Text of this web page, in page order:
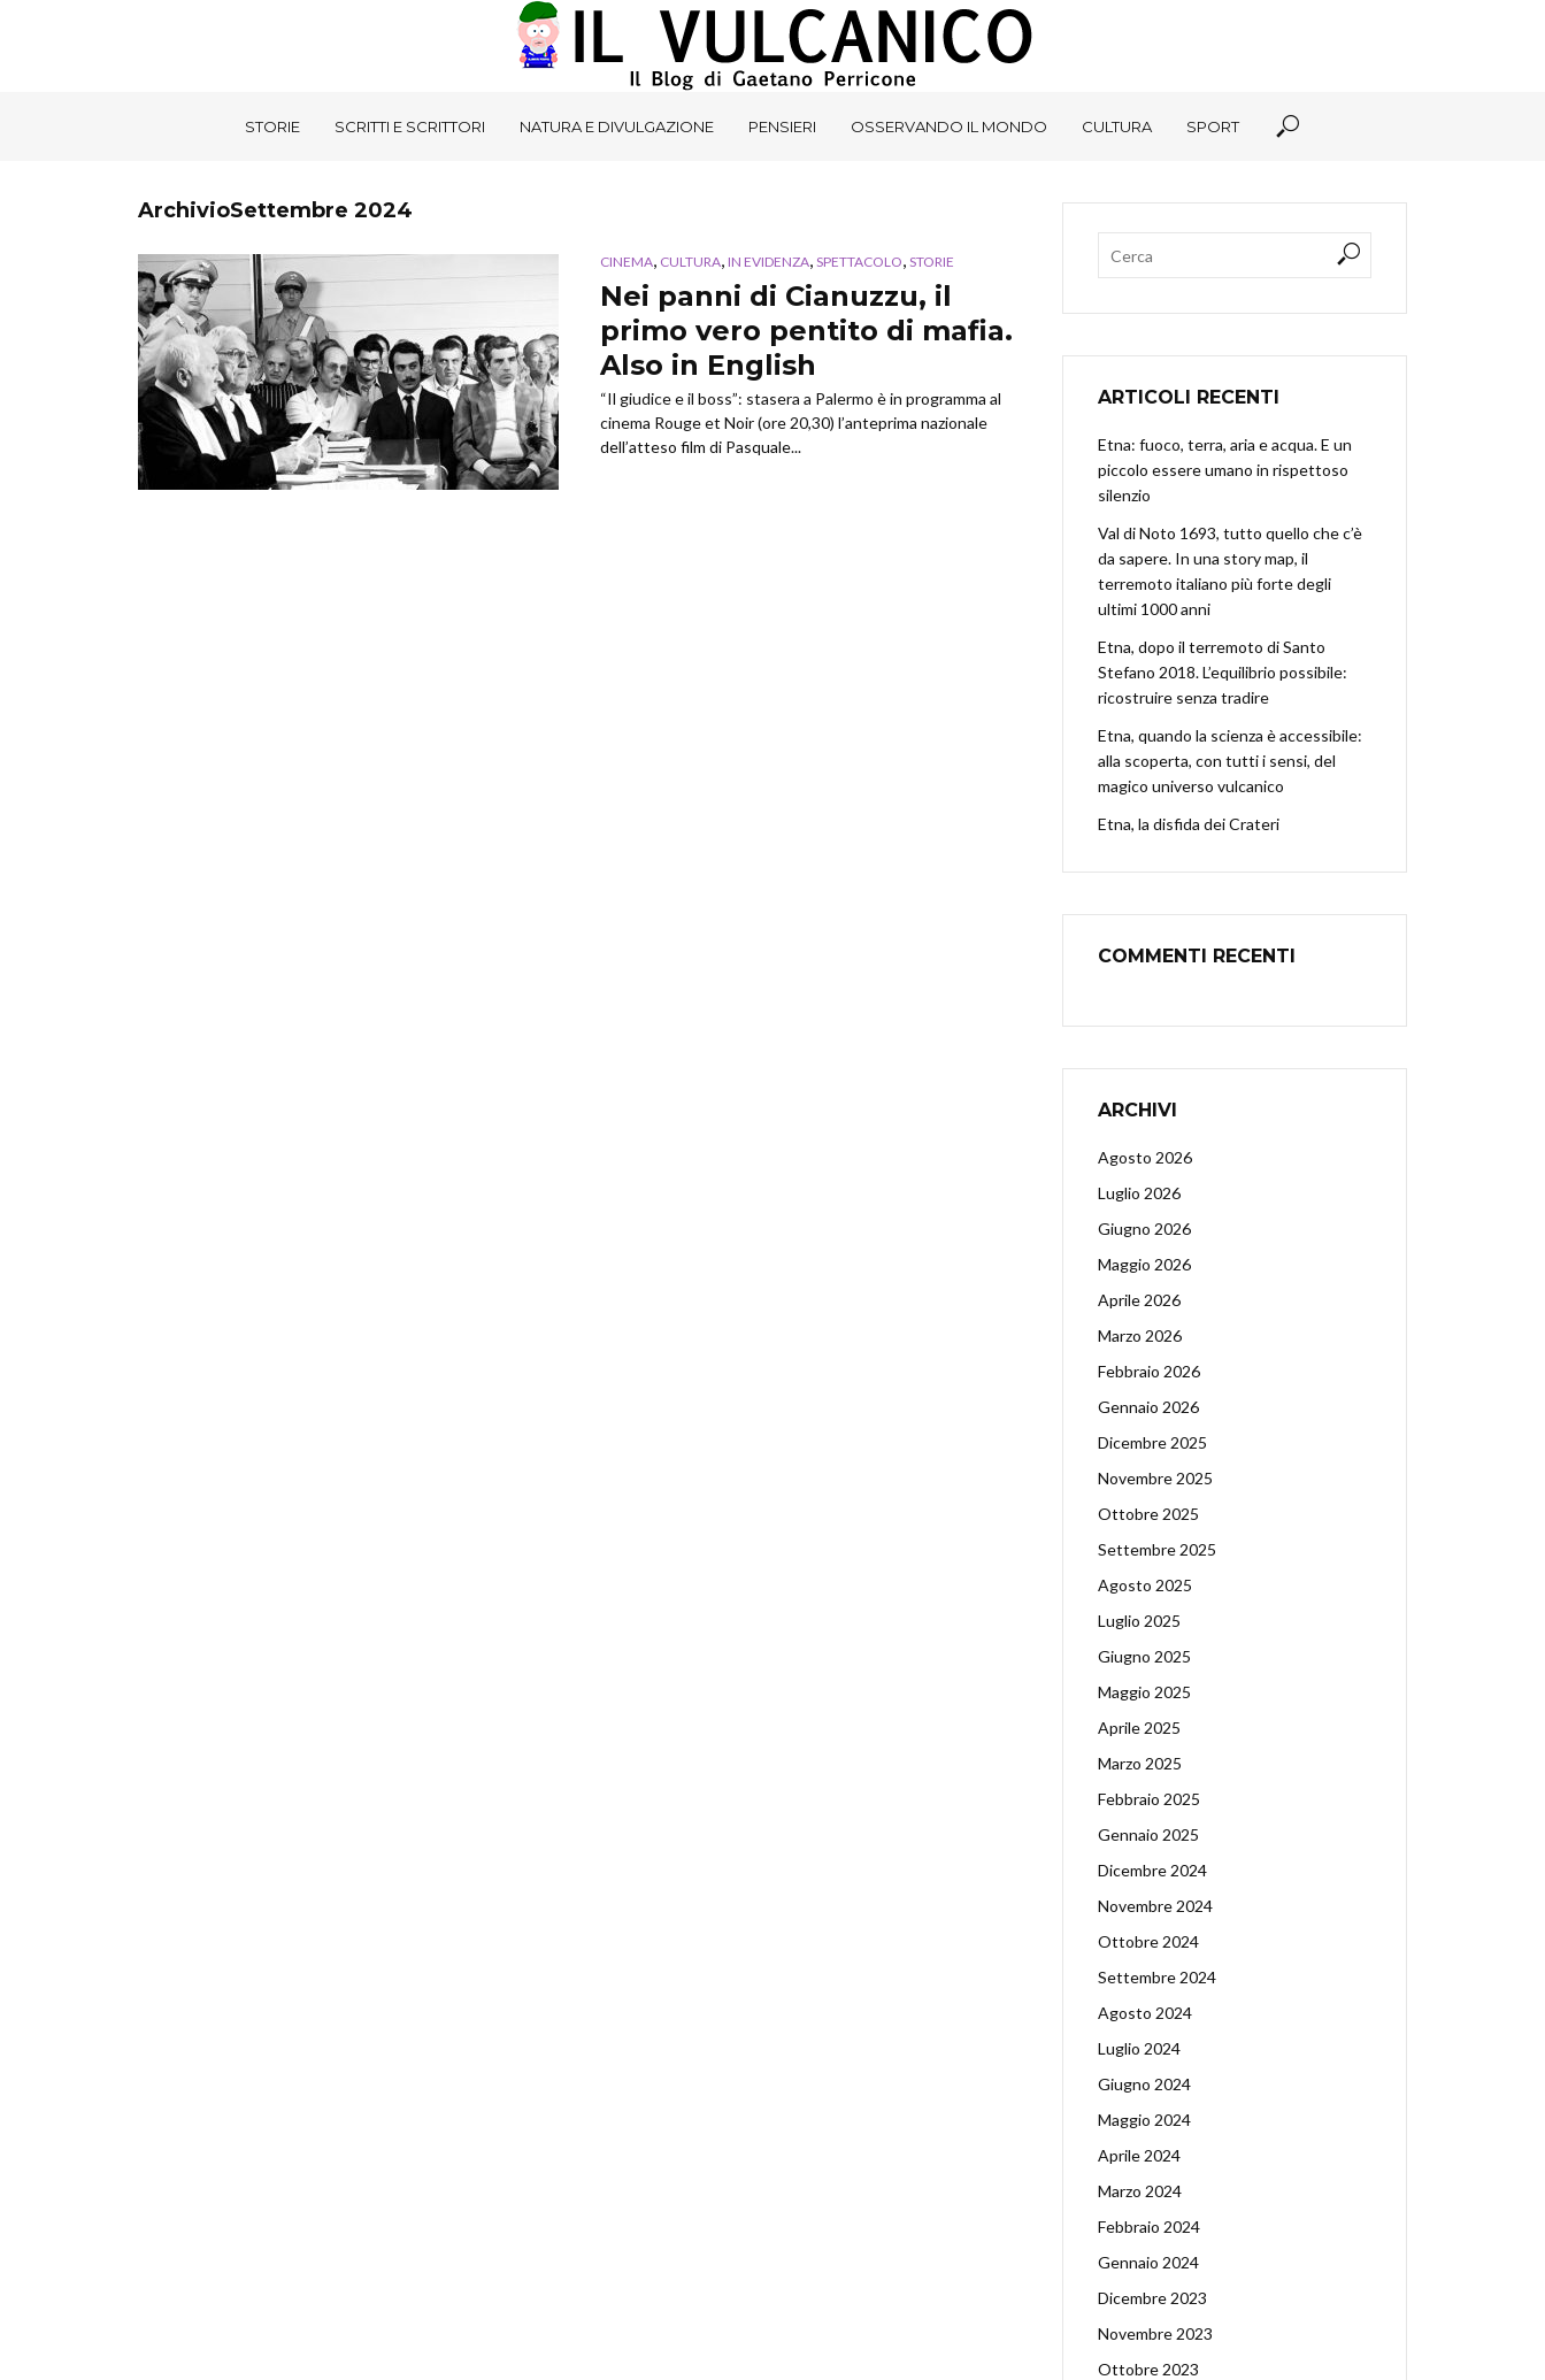
STORIE SCRITTI E SCRITTORI NATURA E DIVULGAZIONE PENSIERI OSSERVANDO IL MONDO CULTURA SPORT
ArchivioSettembre 2024
CINEMA, CULTURA, IN EVIDENZA, SPETTACOLO, STORIE
Nei panni di Cianuzzu, il
primo vero pentito di mafia.
Also in English
“Il giudice e il boss”: stasera a Palermo è in programma al
cinema Rouge et Noir (ore 20,30) l’anteprima nazionale
dell’atteso film di Pasquale...
ARTICOLI RECENTI
Etna: fuoco, terra, aria e acqua. E un
piccolo essere umano in rispettoso
silenzio
Val di Noto 1693, tutto quello che c’è
da sapere. In una story map, il
terremoto italiano più forte degli
ultimi 1000 anni
Etna, dopo il terremoto di Santo
Stefano 2018. L’equilibrio possibile:
ricostruire senza tradire
Etna, quando la scienza è accessibile:
alla scoperta, con tutti i sensi, del
magico universo vulcanico
Etna, la disfida dei Crateri
COMMENTI RECENTI
ARCHIVI
Agosto 2026
Luglio 2026
Giugno 2026
Maggio 2026
Aprile 2026
Marzo 2026
Febbraio 2026
Gennaio 2026
Dicembre 2025
Novembre 2025
Ottobre 2025
Settembre 2025
Agosto 2025
Luglio 2025
Giugno 2025
Maggio 2025
Aprile 2025
Marzo 2025
Febbraio 2025
Gennaio 2025
Dicembre 2024
Novembre 2024
Ottobre 2024
Settembre 2024
Agosto 2024
Luglio 2024
Giugno 2024
Maggio 2024
Aprile 2024
Marzo 2024
Febbraio 2024
Gennaio 2024
Dicembre 2023
Novembre 2023
Ottobre 2023